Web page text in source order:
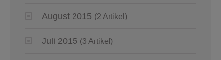
August 2015 (2 Artikel)
Juli 2015 (3 Artikel)